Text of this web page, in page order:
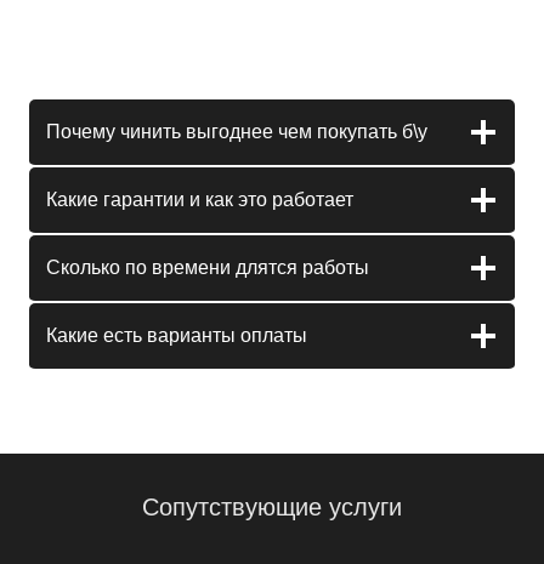
Почему чинить выгоднее чем покупать б\у
Какие гарантии и как это работает
Сколько по времени длятся работы
Какие есть варианты оплаты
Сопутствующие услуги